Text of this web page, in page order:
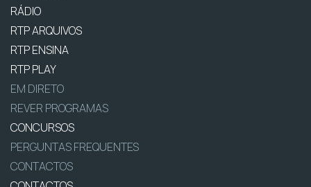
RÁDIO
RTP ARQUIVOS
RTP ENSINA
RTP PLAY
EM DIRETO
REVER PROGRAMAS
CONCURSOS
PERGUNTAS FREQUENTES
CONTACTOS